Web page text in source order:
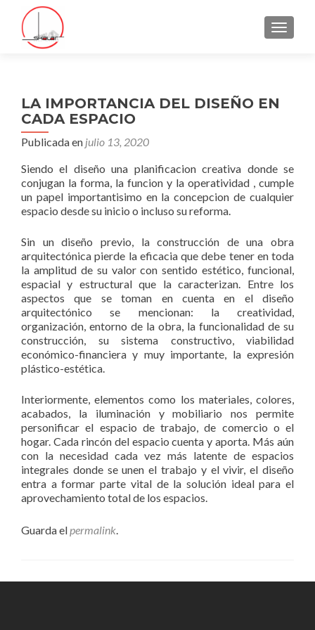
LA IMPORTANCIA DEL DISEÑO EN
CADA ESPACIO
Publicada en julio 13, 2020
Siendo el diseño una planificacion creativa donde se
conjugan la forma, la funcion y la operatividad , cumple
un papel importantisimo en la concepcion de cualquier
espacio desde su inicio o incluso su reforma.
Sin un diseño previo, la construcción de una obra
arquitectónica pierde la eficacia que debe tener en toda
la amplitud de su valor con sentido estético, funcional,
espacial y estructural que la caracterizan. Entre los
aspectos que se toman en cuenta en el diseño
arquitectónico se mencionan: la creatividad,
organización, entorno de la obra, la funcionalidad de su
construcción, su sistema constructivo, viabilidad
económico-financiera y muy importante, la expresión
plástico-estética.
Interiormente, elementos como los materiales, colores,
acabados, la iluminación y mobiliario nos permite
personificar el espacio de trabajo, de comercio o el
hogar. Cada rincón del espacio cuenta y aporta. Más aún
con la necesidad cada vez más latente de espacios
integrales donde se unen el trabajo y el vivir, el diseño
entra a formar parte vital de la solución ideal para el
aprovechamiento total de los espacios.
Guarda elpermalink.